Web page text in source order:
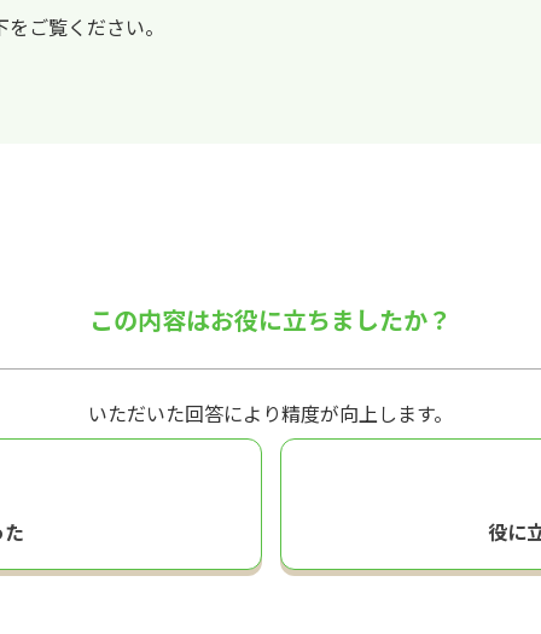
ご覧ください。
この内容はお役に立ちましたか？
いただいた回答により精度が向上します。
役に